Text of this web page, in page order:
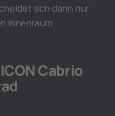
sich dann nur
Innenraum.
Cabrio